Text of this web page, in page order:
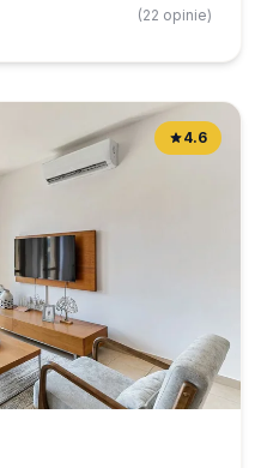
(22 opinie)
4.6